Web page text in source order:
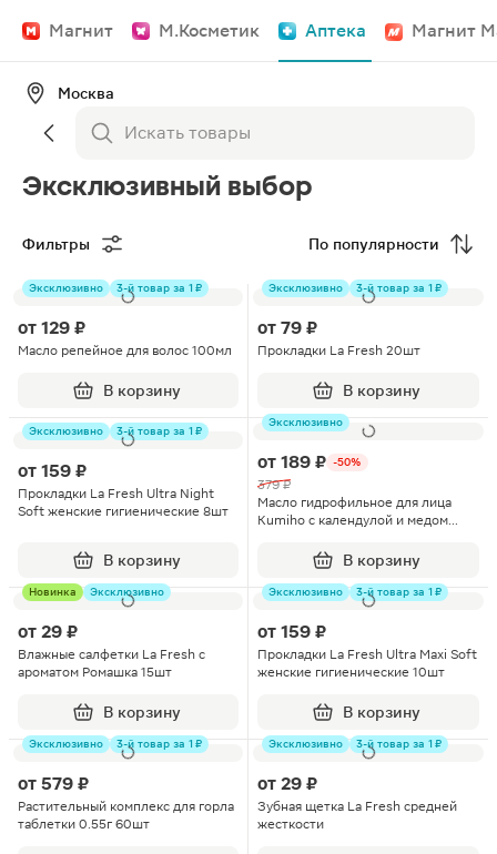
Магнит М.Косметик Аптека Магнит
Москва
Эксклюзивный выбор
Фильтры По популярности
Эксклюзивно 3-й товар за 1 ₽
от 129 ₽
Масло репейное для волос 100мл
В корзину
Эксклюзивно 3-й товар за 1 ₽
от 79 ₽
Прокладки La Fresh 20шт
В корзину
Эксклюзивно 3-й товар за 1 ₽
от 159 ₽
Прокладки La Fresh Ultra Night
Soft женские гигиенические 8шт
В корзину
Эксклюзивно
от 189 ₽ -50%
379 ₽
Масло гидрофильное для лица
Kumiho с календулой и медом
В корзину
Новинка Эксклюзивно
от 29 ₽
Влажные салфетки La Fresh с
ароматом Ромашка 15шт
В корзину
Эксклюзивно 3-й товар за 1 ₽
от 159 ₽
Прокладки La Fresh Ultra Maxi Soft
женские гигиенические 10шт
В корзину
Эксклюзивно 3-й товар за 1 ₽
от 579 ₽
Растительный комплекс для горла
таблетки 0.55г 60шт
Эксклюзивно 3-й товар за 1 ₽
от 29 ₽
Зубная щетка La Fresh средней
жесткости